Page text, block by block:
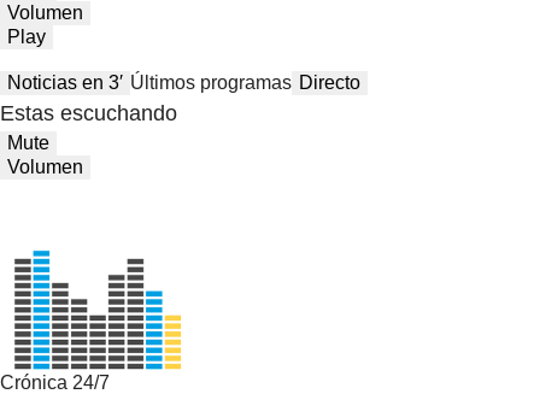
Volumen
Play
Noticias en 3′ Últimos programas Directo
Estas escuchando
Mute
Volumen
Crónica 24/7